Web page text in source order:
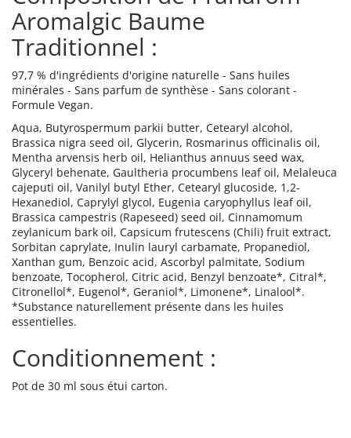
Aromalgic Baume
Traditionnel :
97,7 % d'ingrédients d'origine naturelle - Sans huiles
minérales - Sans parfum de synthèse - Sans colorant -
Formule Vegan.
Aqua, Butyrospermum parkii butter, Cetearyl alcohol,
Brassica nigra seed oil, Glycerin, Rosmarinus officinalis oil,
Mentha arvensis herb oil, Helianthus annuus seed wax,
Glyceryl behenate, Gaultheria procumbens leaf oil, Melaleuca
cajeputi oil, Vanilyl butyl Ether, Cetearyl glucoside, 1,2-
Hexanediol, Caprylyl glycol, Eugenia caryophyllus leaf oil,
Brassica campestris (Rapeseed) seed oil, Cinnamomum
zeylanicum bark oil, Capsicum frutescens (Chili) fruit extract,
Sorbitan caprylate, Inulin lauryl carbamate, Propanediol,
Xanthan gum, Benzoic acid, Ascorbyl palmitate, Sodium
benzoate, Tocopherol, Citric acid, Benzyl benzoate*, Citral*,
Citronellol*, Eugenol*, Geraniol*, Limonene*, Linalool*.
*Substance naturellement présente dans les huiles
essentielles.
Conditionnement :
Pot de 30 ml sous étui carton.